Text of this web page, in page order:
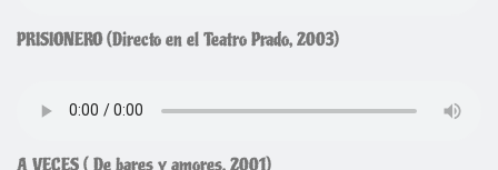
PRISIONERO (Directo en el Teatro Prado, 2003)
A VECES ( De bares y amores. 2001)